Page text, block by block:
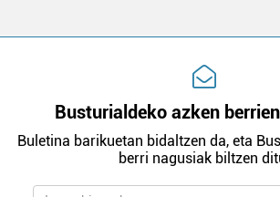
Busturialdeko azken
Buletina barikuetan bidaltzen da, eta
berri nagusiak biltzen